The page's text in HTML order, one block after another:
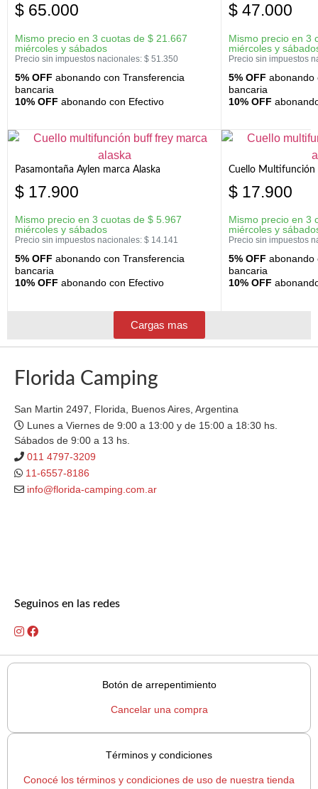
$ 65.000
Mismo precio en 3 cuotas de $ 21.667
miércoles y sábados
Precio sin impuestos nacionales: $ 51.350
5% OFF abonando con Transferencia
bancaria
10% OFF abonando con Efectivo
$ 47.000
Mismo precio en 3
miércoles y
Precio sin impuestos
5% OFF abonando
bancaria
10% OFF
Pasamontaña Aylen marca Alaska
$ 17.900
Mismo precio en 3 cuotas de $ 5.967
miércoles y sábados
Precio sin impuestos nacionales: $ 14.141
5% OFF abonando con Transferencia
bancaria
10% OFF abonando con Efectivo
Cuello Multifunción
$ 17.900
Mismo precio en 3
miércoles y
Precio sin impuestos
5% OFF abonando
bancaria
10% OFF
Cargas mas
Florida Camping
San Martin 2497, Florida, Buenos Aires, Argentina
Lunes a Viernes de 9:00 a 13:00 y de 15:00 a 18:30 hs.
Sábados de 9:00 a 13 hs.
011 4797-3209
11-6557-8186
info@florida-camping.com.ar
Seguinos en las redes
Botón de arrepentimiento
Cancelar una compra
Términos y condiciones
Conocé los términos y condiciones de uso de nuestra tienda